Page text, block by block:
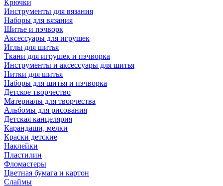
Крючки
Инструменты для вязания
Наборы для вязания
Шитье и пэчворк
Аксессуары для игрушек
Иглы для шитья
Ткани для игрушек и пэчворка
Инструменты и аксессуары для шитья
Нитки для шитья
Наборы для шитья и пэчворка
Детское творчество
Материалы для творчества
Альбомы для рисования
Детская канцелярия
Карандаши, мелки
Краски детские
Наклейки
Пластилин
Фломастеры
Цветная бумага и картон
Слаймы